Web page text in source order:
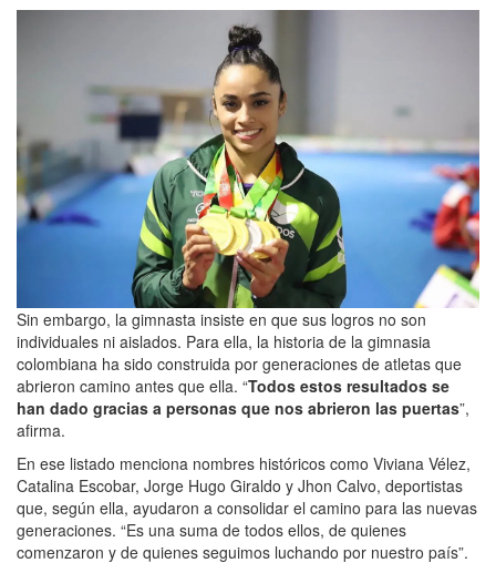
Sin embargo, la gimnasta insiste en que sus logros no son
individuales ni aislados. Para ella, la historia de la gimnasia
colombiana ha sido construida por generaciones de atletas que
abrieron camino antes que ella. “Todos estos resultados se
han dado gracias a personas que nos abrieron las puertas”,
afirma.
En ese listado menciona nombres históricos como Viviana Vélez,
Catalina Escobar, Jorge Hugo Giraldo y Jhon Calvo, deportistas
que, según ella, ayudaron a consolidar el camino para las nuevas
generaciones. “Es una suma de todos ellos, de quienes
comenzaron y de quienes seguimos luchando por nuestro país”.